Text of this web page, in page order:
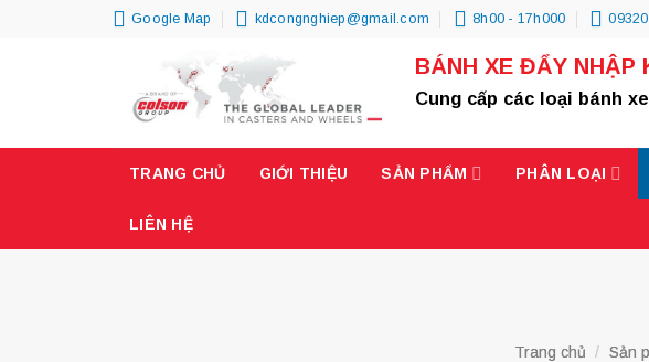
Google Map kdcongnghiep@gmail.com 8h00 - 17h000
BÁNH XE ĐẨY NHẬP
Cung cấp các loại bánh
TRANG CHỦ GIỚI THIỆU SẢN PHẨM PHÂN LOẠI
LIÊN HỆ
Trang chủ / Sản